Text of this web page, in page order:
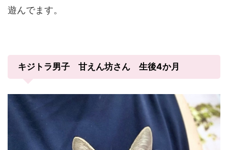
遊んでます。
キジトラ男子 甘えん坊さん 生後4か月